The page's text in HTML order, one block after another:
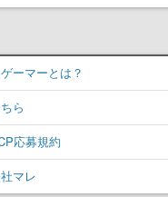
ーマーとは？
ら
応募規約
マレ